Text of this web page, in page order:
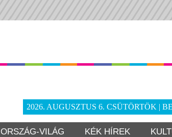
2026. AUGUSZTUS 6. CSÜTÖRTÖK |
ORSZÁG-VILÁG KÉK HÍREK